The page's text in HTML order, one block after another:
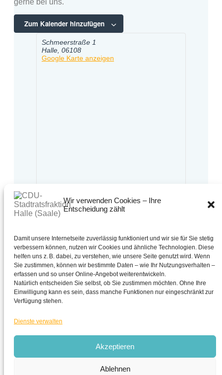
Wir verwenden Cookies – Ihre
Entscheidung zählt
Damit unsere Internetseite zuverlässig funktioniert und wir sie für Sie stetig
verbessern können, nutzen wir Cookies und ähnliche Technologien. Diese
helfen uns z. B. dabei, zu verstehen, wie unsere Seite genutzt wird. Wenn
Sie zustimmen, können wir bestimmte Daten – wie Ihr Nutzungsverhalten –
erfassen und so unser Online-Angebot weiterentwickeln.
Natürlich entscheiden Sie selbst, ob Sie zustimmen möchten. Ohne Ihre
Einwilligung kann es sein, dass manche Funktionen nur eingeschränkt zur
Verfügung stehen.
Dienste verwalten
Akzeptieren
Ablehnen
gerne bei uns.
Zum Kalender hinzufügen
Schmeerstraße 1
Halle, 06108
Google Karte anzeigen
Bürgersprechstunde:
Oder nach Vereinbarung.
0345 - 221 30 63
cdu-fraktion@halle.de
CDU - Stadtratsfraktion Halle (Saale)
Schmeerstraße 1 in 06108 Halle (Saale)
Stadtratsfraktion